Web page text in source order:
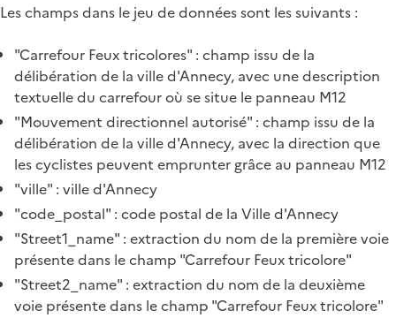
Les champs dans le jeu de données sont les suivants :
"Carrefour Feux tricolores" : champ issu de la
délibération de la ville d'Annecy, avec une description
textuelle du carrefour où se situe le panneau M12
"Mouvement directionnel autorisé" : champ issu de la
délibération de la ville d'Annecy, avec la direction que
les cyclistes peuvent emprunter grâce au panneau M12
"ville" : ville d'Annecy
"code_postal" : code postal de la Ville d'Annecy
"Street1_name" : extraction du nom de la première voie
présente dans le champ "Carrefour Feux tricolore"
"Street2_name" : extraction du nom de la deuxième
voie présente dans le champ "Carrefour Feux tricolore"